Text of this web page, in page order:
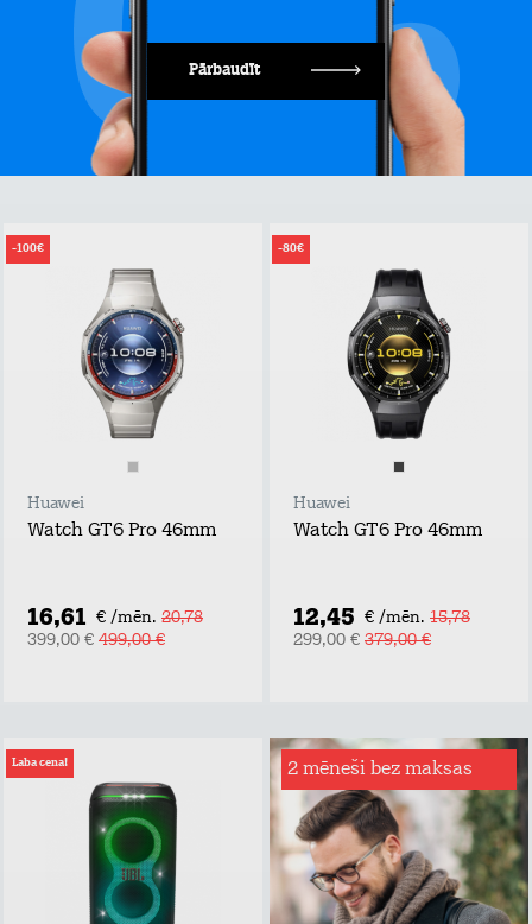
Pārbaudīt
-100€
Huawei
Watch GT6 Pro 46mm
16,61 € /mēn. 20,78
399,00 € 499,00 €
-80€
Huawei
Watch GT6 Pro 46mm
12,45 € /mēn. 15,78
299,00 € 379,00 €
Laba cena! 2 mēneši bez maksas
Interneta drošība
telefonā
Lai drošība tavā
digitālajā pasaulē
mājās! Ar Interneta
Drošību būsi